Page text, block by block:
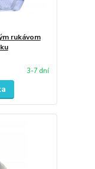
rukávom
3-7 dní